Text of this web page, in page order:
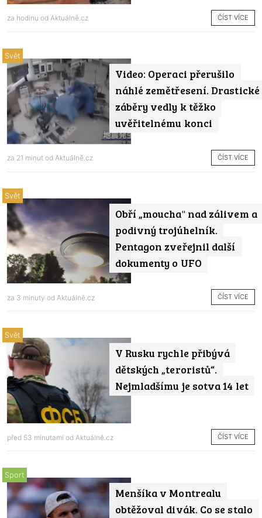
za hodinu od Aktuálně.cz ČÍST VÍCE
Video: Operaci přerušilo
náhlé zemětřesení. Drastické
záběry vedly k těžko
uvěřitelnému konci
Svět
za 21 minut od Aktuálně.cz ČÍST VÍCE
Obří „moucha" nad zálivem a
podivný trojúhelník.
Pentagon zveřejnil další
dokumenty o UFO
Svět
za 3 minuty od Aktuálně.cz ČÍST VÍCE
V Rusku rychle přibývá
dětských „teroristů“.
Nejmladšímu je sotva 14 let
Svět
před 53 minutami od Aktuálně.cz ČÍST VÍCE
Menšíka v Montrealu
obtěžoval divák. Co se stalo
Sport